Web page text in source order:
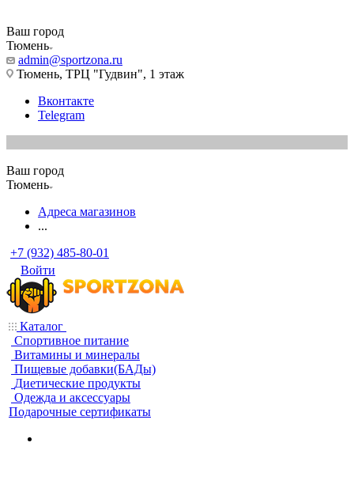
Ваш город
Тюмень
admin@sportzona.ru
Тюмень, ТРЦ "Гудвин", 1 этаж
Вконтакте
Telegram
Ваш город
Тюмень
Адреса магазинов
...
+7 (932) 485-80-01
Войти
Каталог
Спортивное питание
Витамины и минералы
Пищевые добавки(БАДы)
Диетические продукты
Одежда и аксессуары
Подарочные сертификаты